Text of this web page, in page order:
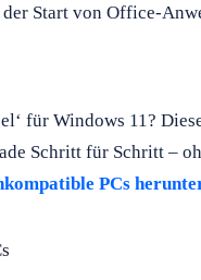
Start von Office-
für Windows 11?
Schritt für Schritt –
PCs